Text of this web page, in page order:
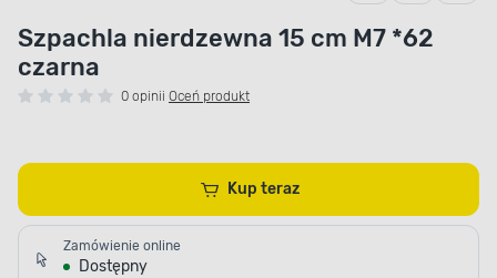
Szpachla nierdzewna 15 cm M7 *62
czarna
0 opinii Oceń produkt
Kup teraz
Zamówienie online
Dostępny